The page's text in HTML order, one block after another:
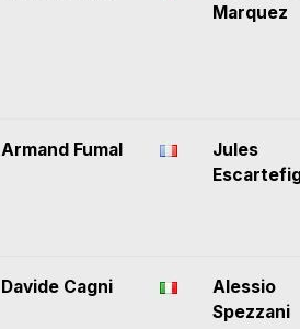
Marquez
Armand Fumal
Jules
Davide Cagni
Alessio
Spezzani